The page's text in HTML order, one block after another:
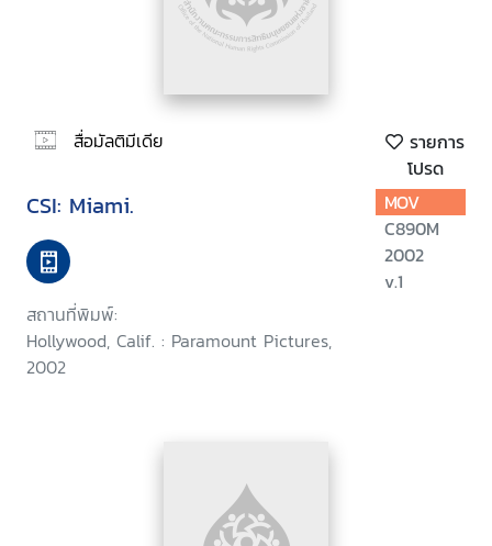
สื่อมัลติมีเดีย
รายการ
โปรด
CSI: Miami.
สถานที่พิมพ์:
Hollywood, Calif. : Paramount Pictures,
2002
MOV
C890M
2002
v.1